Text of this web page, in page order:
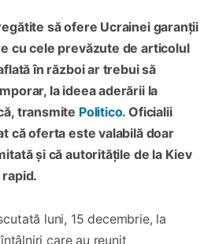
să ofere Ucrainei garanții
cu cele prevăzute de articolul
în război ar trebui să
la ideea aderării la
transmite Politico. Oficialii
că oferta este valabilă doar
și că autoritățile de la Kiev
luni, 15 decembrie, la
care au reunit